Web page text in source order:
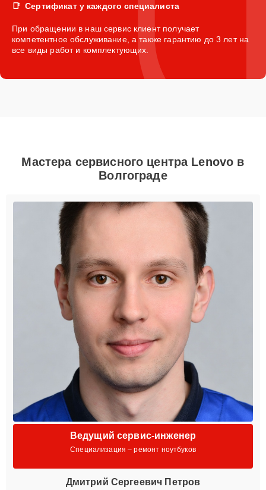
Сертификат у каждого специалиста
При обращении в наш сервис клиент получает
компетентное обслуживание, а также гарантию до 3 лет на
все виды работ и комплектующих.
Мастера сервисного центра Lenovo в
Волгограде
Ведущий сервис-инженер
Специализация – ремонт ноутбуков
Дмитрий Сергеевич Петров